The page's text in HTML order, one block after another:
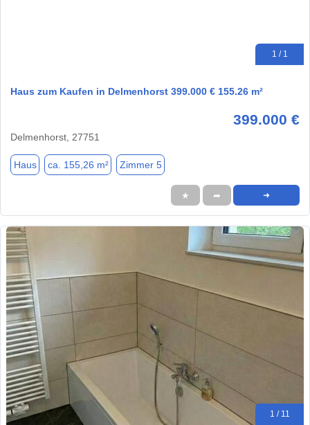
1 / 1
Haus zum Kaufen in Delmenhorst 399.000 € 155.26 m²
399.000 €
Delmenhorst, 27751
Haus ca. 155,26 m² Zimmer 5
★ ➦ ➜
1 / 11